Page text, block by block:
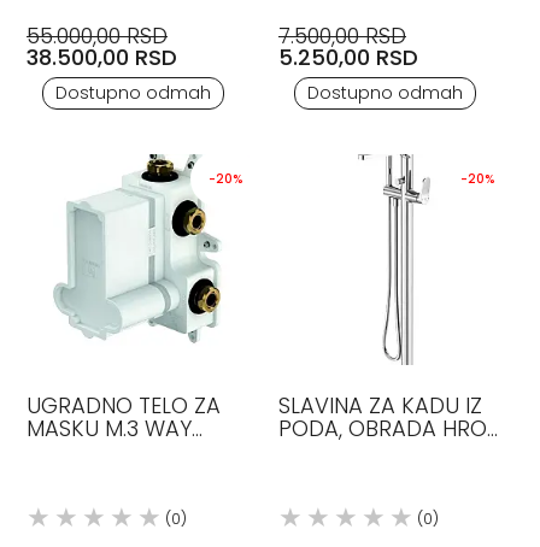
55.000,00 RSD
38.500,00 RSD
Dostupno odmah
7.500,00 RSD
5.250,00 RSD
Dostupno odmah
-20%
UGRADNO TELO ZA
MASKU M.3 WAY
(0)
-20%
SLAVINA ZA KADU IZ
PODA, OBRADA HROM
(0)